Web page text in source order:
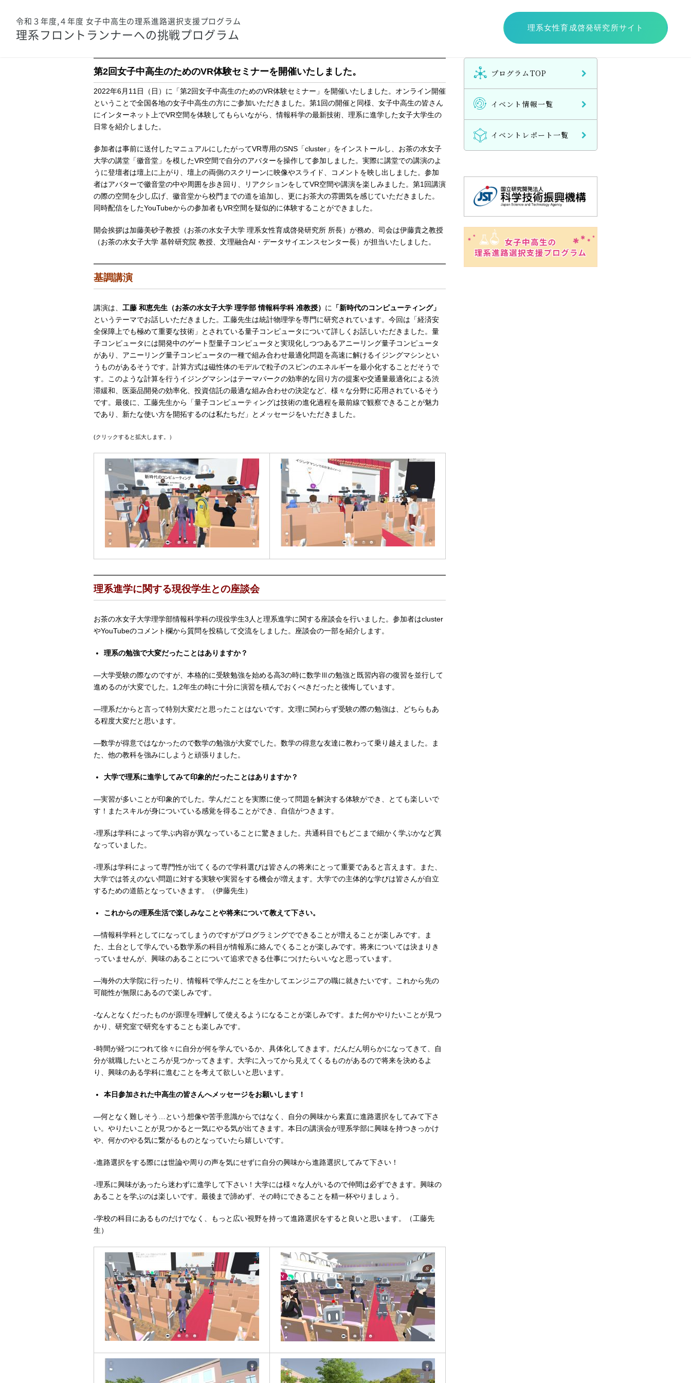
令和３年度,４年度 女子中高生の理系進路選択支援プログラム
理系フロントランナーへの挑戦プログラム 理系女性育成啓発研究所サイト
第2回女子中高生のためのVR体験セミナーを開催いたしました。
2022年6月11日（日）に「第2回女子中高生のためのVR体験セミナー」を開催いたしました。オンライン開催
ということで全国各地の女子中高生の方にご参加いただきました。第1回の開催と同様、女子中高生の皆さん
にインターネット上でVR空間を体験してもらいながら、情報科学の最新技術、理系に進学した女子大学生の
日常を紹介しました。
参加者は事前に送付したマニュアルにしたがってVR専用のSNS「cluster」をインストールし、お茶の水女子
大学の講堂「徽音堂」を模したVR空間で自分のアバターを操作して参加しました。実際に講堂での講演のよ
うに登壇者は壇上に上がり、壇上の両側のスクリーンに映像やスライド、コメントを映し出しました。参加
者はアバターで徽音堂の中や周囲を歩き回り、リアクションをしてVR空間や講演を楽しみました。第1回講演
の際の空間を少し広げ、徽音堂から校門までの道を追加し、更にお茶大の雰囲気を感じていただきました。
同時配信をしたYouTubeからの参加者もVR空間を疑似的に体験することができました。
開会挨拶は加藤美砂子教授（お茶の水女子大学 理系女性育成啓発研究所 所長）が務め、司会は伊藤貴之教授
（お茶の水女子大学 基幹研究院 教授、文理融合AI・データサイエンスセンター長）が担当いたしました。
基調講演
講演は、 工藤 和恵先生（お茶の水女子大学 理学部 情報科学科 准教授） に
「新時代のコンピューティング」
というテーマでお話しいただきました。工藤先生は統計物理学を専門に研究されています。今回は「経済安
全保障上でも極めて重要な技術」とされている量子コンピュータについて詳しくお話しいただきました。量
子コンピュータには開発中のゲート型量子コンピュータと実現化しつつあるアニーリング量子コンピュータ
があり、アニーリング量子コンピュータの一種で組み合わせ最適化問題を高速に解けるイジングマシンとい
うものがあるそうです。計算方式は磁性体のモデルで粒子のスピンのエネルギーを最小化することだそうで
す。このような計算を行うイジングマシンはテーマパークの効率的な回り方の提案や交通量最適化による渋
滞緩和、医薬品開発の効率化、投資信託の最適な組み合わせの決定など、様々な分野に応用されているそう
です。最後に、工藤先生から「量子コンピューティングは技術の進化過程を最前線で観察できることが魅力
であり、新たな使い方を開拓するのは私たちだ」とメッセージをいただきました。
(クリックすると拡大します。）
理系進学に関する現役学生との座談会
お茶の水女子大学理学部情報科学科の現役学生3人と理系進学に関する座談会を行いました。参加者はcluster
やYouTubeのコメント欄から質問を投稿して交流をしました。座談会の一部を紹介します。
理系の勉強で大変だったことはありますか？
―大学受験の際なのですが、本格的に受験勉強を始める高3の時に数学Ⅲの勉強と既習内容の復習を並行して
進めるのが大変でした。1,2年生の時に十分に演習を積んでおくべきだったと後悔しています。
―理系だからと言って特別大変だと思ったことはないです。文理に関わらず受験の際の勉強は、どちらもあ
る程度大変だと思います。
―数学が得意ではなかったので数学の勉強が大変でした。数学の得意な友達に教わって乗り越えました。ま
た、他の教科を強みにしようと頑張りました。
大学で理系に進学してみて印象的だったことはありますか？
―実習が多いことが印象的でした。学んだことを実際に使って問題を解決する体験ができ、とても楽しいで
す！またスキルが身についている感覚を得ることができ、自信がつきます。
-理系は学科によって学ぶ内容が異なっていることに驚きました。共通科目でもどこまで細かく学ぶかなど異
なっていました。
-理系は学科によって専門性が出てくるので学科選びは皆さんの将来にとって重要であると言えます。また、
大学では答えのない問題に対する実験や実習をする機会が増えます。大学での主体的な学びは皆さんが自立
するための道筋となっていきます。（伊藤先生）
これからの理系生活で楽しみなことや将来について教えて下さい。
―情報科学科としてになってしまうのですがプログラミングでできることが増えることが楽しみです。ま
た、土台として学んでいる数学系の科目が情報系に絡んでくることが楽しみです。将来については決まりき
っていませんが、興味のあることについて追求できる仕事につけたらいいなと思っています。
―海外の大学院に行ったり、情報科で学んだことを生かしてエンジニアの職に就きたいです。これから先の
可能性が無限にあるので楽しみです。
-なんとなくだったものが原理を理解して使えるようになることが楽しみです。また何かやりたいことが見つ
かり、研究室で研究をすることも楽しみです。
-時間が経つにつれて徐々に自分が何を学んでいるか、具体化してきます。だんだん明らかになってきて、自
分が就職したいところが見つかってきます。大学に入ってから見えてくるものがあるので将来を決めるよ
り、興味のある学科に進むことを考えて欲しいと思います。
本日参加された中高生の皆さんへメッセージをお願いします！
―何となく難しそう…という想像や苦手意識からではなく、自分の興味から素直に進路選択をしてみて下さ
い。やりたいことが見つかると一気にやる気が出てきます。本日の講演会が理系学部に興味を持つきっかけ
や、何かのやる気に繋がるものとなっていたら嬉しいです。
-進路選択をする際には世論や周りの声を気にせずに自分の興味から進路選択してみて下さい！
-理系に興味があったら迷わずに進学して下さい！大学には様々な人がいるので仲間は必ずできます。興味の
あることを学ぶのは楽しいです。最後まで諦めず、その時にできることを精一杯やりましょう。
-学校の科目にあるものだけでなく、もっと広い視野を持って進路選択をすると良いと思います。（工藤先
生）
プログラムTOP
イベント情報一覧
イベントレポート一覧